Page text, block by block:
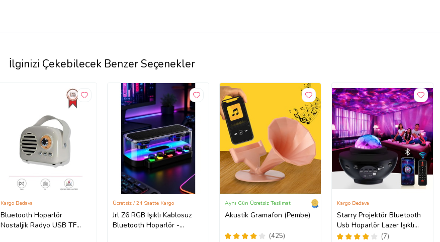
İlginizi Çekebilecek Benzer Seçenekler
Bluetooth Hoparlör
Nostaljik Radyo USB TF
Kargo Bedava
Jrl Z6 RGB Işıklı Kablosuz
Bluetooth Hoparlör -
Ücretsiz / 24 Saatte Kargo
Akustik Gramafon (Pembe)
(425)
Aynı Gün Ücretsiz Teslimat
Starry Projektör Bluetooth
Usb Hoparlör Lazer Işıklı
Renkli Disko Parti Lambası
(7)
Kargo Bedava